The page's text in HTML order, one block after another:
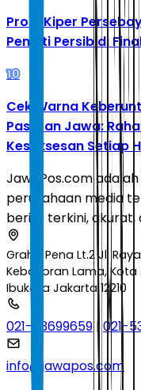
Profil Kiper
Penalti Persib di
10
Cek Warna
Pasaran Jawa:
Kesuksesan Setiap
JawaPos.com
perusahaan media
berita terkini,
Graha Pena Lt.2 Jl.
Kebayoran Lama,
Ibukota Jakarta 12210
021-53699659 | 021-
info@jawapos.com